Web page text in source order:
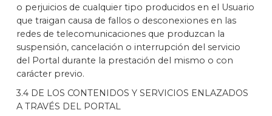
o perjuicios de cualquier tipo producidos en el Usuario
que traigan causa de fallos o desconexiones en las
redes de telecomunicaciones que produzcan la
suspensión, cancelación o interrupción del servicio
del Portal durante la prestación del mismo o con
carácter previo.
3.4 DE LOS CONTENIDOS Y SERVICIOS ENLAZADOS
A TRAVÉS DEL PORTAL